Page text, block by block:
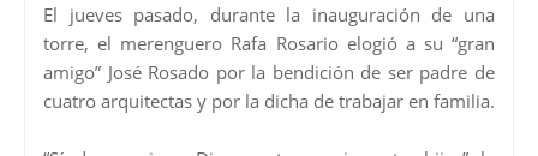
El jueves pasado, durante la inauguración de una
torre, el merenguero Rafa Rosario elogió a su “gran
amigo” José Rosado por la bendición de ser padre de
cuatro arquitectas y por la dicha de trabajar en familia.